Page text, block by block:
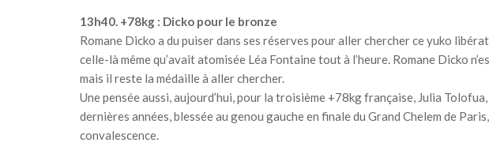
13h40. +78kg : Dicko pour le bronze
Romane Dicko a du puiser dans ses réserves pour aller chercher ce yuko
celle-là même qu’avait atomisée Léa Fontaine tout à l’heure. Romane Dicko
mais il reste la médaille à aller chercher.
Une pensée aussi, aujourd’hui, pour la troisième +78kg française, Julia
dernières années, blessée au genou gauche en finale du Grand Chelem de
convalescence.